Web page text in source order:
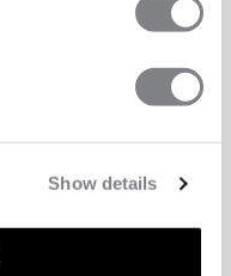
Show details